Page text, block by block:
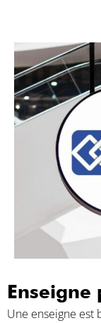
Une enseigne est